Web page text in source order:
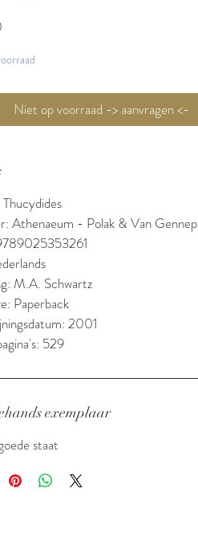
Niet op voorraad -> aanvragen <-
Athenaeum - Polak & Van Gennep
M.A. Schwartz
Paperback
2001
529
exemplaar
staat